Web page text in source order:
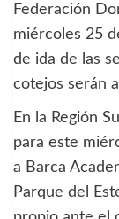
Federación
miércoles 25
de ida de las
cotejos serán
En la Región
para este
a Barca
Parque del